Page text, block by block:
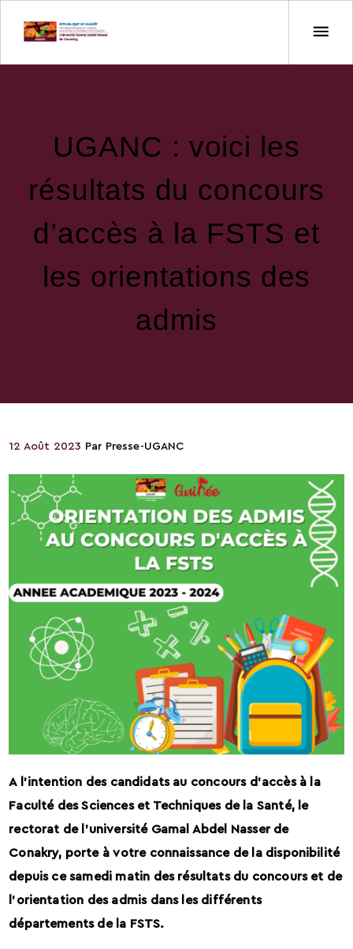
UGANC : voici les
résultats du concours
d’accès à la FSTS et
les orientations des
admis
12 Août 2023 Par Presse-UGANC
A l’intention des candidats au concours d’accès à la
Faculté des Sciences et Techniques de la Santé, le
rectorat de l’université Gamal Abdel Nasser de
Conakry, porte à votre connaissance de la disponibilité
depuis ce samedi matin des résultats du concours et de
l’orientation des admis dans les différents
départements de la FSTS.